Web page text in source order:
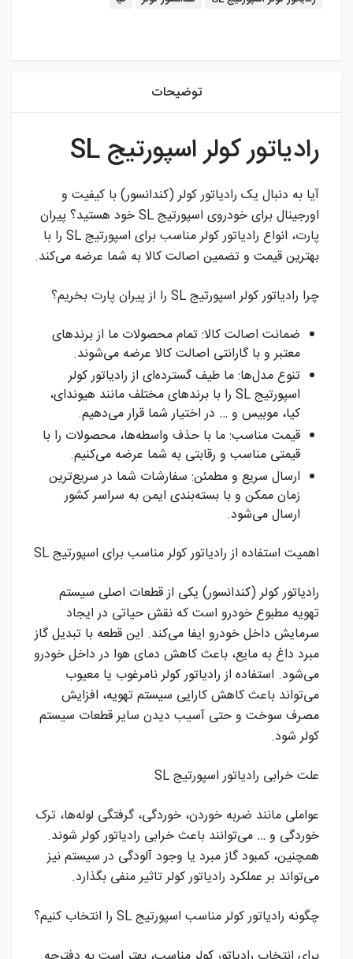
توضیحات
رادیاتور کولر اسپورتیج SL
آیا به دنبال یک رادیاتور کولر (کندانسور) با کیفیت و
اورجینال برای خودروی اسپورتیج SL خود هستید؟ پیران
پارت، انواع رادیاتور کولر مناسب برای اسپورتیج SL را با
بهترین قیمت و تضمین اصالت کالا به شما عرضه می‌کند.
چرا رادیاتور کولر اسپورتیج SL را از پیران پارت بخریم؟
ضمانت اصالت کالا: تمام محصولات ما از برندهای
معتبر و با گارانتی اصالت کالا عرضه می‌شوند.
تنوع مدل‌ها: ما طیف گسترده‌ای از رادیاتور کولر
اسپورتیج SL را با برندهای مختلف مانند هیوندای،
کیا، موبیس و … در اختیار شما قرار می‌دهیم.
قیمت مناسب: ما با حذف واسطه‌ها، محصولات را با
قیمتی مناسب و رقابتی به شما عرضه می‌کنیم.
ارسال سریع و مطمئن: سفارشات شما در سریع‌ترین
زمان ممکن و با بسته‌بندی ایمن به سراسر کشور
ارسال می‌شود.
اهمیت استفاده از رادیاتور کولر مناسب برای اسپورتیج SL
رادیاتور کولر (کندانسور) یکی از قطعات اصلی سیستم
تهویه مطبوع خودرو است که نقش حیاتی در ایجاد
سرمایش داخل خودرو ایفا می‌کند. این قطعه با تبدیل گاز
مبرد داغ به مایع، باعث کاهش دمای هوا در داخل خودرو
می‌شود. استفاده از رادیاتور کولر نامرغوب یا معیوب
می‌تواند باعث کاهش کارایی سیستم تهویه، افزایش
مصرف سوخت و حتی آسیب دیدن سایر قطعات سیستم
کولر شود.
علت خرابی رادیاتور اسپورتیج SL
عواملی مانند ضربه خوردن، خوردگی، گرفتگی لوله‌ها، ترک
خوردگی و … می‌توانند باعث خرابی رادیاتور کولر شوند.
همچنین، کمبود گاز مبرد یا وجود آلودگی در سیستم نیز
می‌تواند بر عملکرد رادیاتور کولر تاثیر منفی بگذارد.
چگونه رادیاتور کولر مناسب اسپورتیج SL را انتخاب کنیم؟